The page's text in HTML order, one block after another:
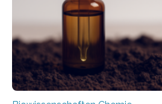
stellt gleichzeitig den ersten
Mückenlarve aus dem